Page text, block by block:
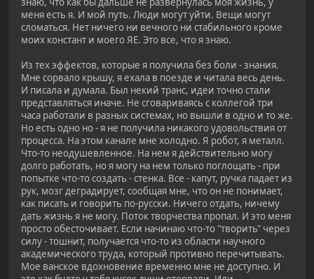
меня есть я. И мой путь. Люди могут уйти. Вещи могут
сломаться. Нет ничего ни вечного ни стабильного кроме
моих констант и моего ЯЕ. Это все, что я знаю.
Из тех эффектов, которые я получила без боли - знания.
Мне сорвало крышу, я ехала в поезде и читала весь день.
И писала и думала. Был некий транс, идеи точно стали
представляться иначе. Не сговариваясь с коллегой три
часа работали в разных системах, но вышли в одно и то же.
Но есть одно но - я не получила никакого удовольствия от
процесса. На этом канале мне холодно. Я робот, я металл.
Что-то неодушевленное. На нем я действительно могу
долго работать, но я могу на нем только поглощать - при
попытке что-то создать - стенка. Все - капут, ручка падает из
рук, мозг деградирует, сообщая мне, что он не понимает,
как писать и говорить по-русски. Ничего отдать, ничему
дать жизнь я не могу. Поток творчества пропал. И это меня
просто обесточивает. Если начинаю что-то "творить" через
силу - тошнит, получается что-то из области научного
академического труда, который противно перечитывать.
Мое ванское вдохновение временно мне не доступно. И